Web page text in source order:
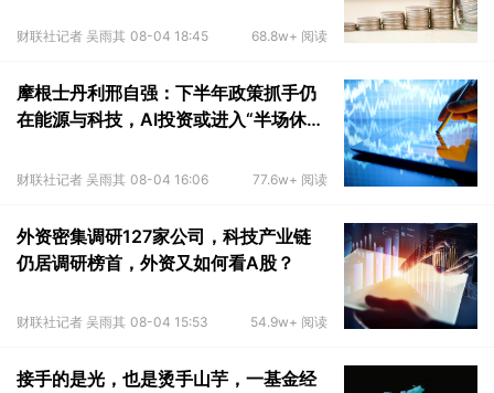
财联社记者 吴雨其 08-04 18:45 68.8w+ 阅读
摩根士丹利邢自强：下半年政策抓手仍
在能源与科技，AI投资或进入“半场休
财联社记者 吴雨其 08-04 16:06 77.6w+ 阅读
外资密集调研127家公司，科技产业链
仍居调研榜首，外资又如何看A股？
财联社记者 吴雨其 08-04 15:53 54.9w+ 阅读
接手的是光，也是烫手山芋，一基金经